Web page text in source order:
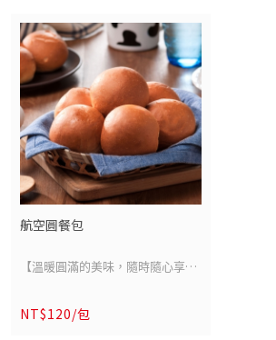
入義大利直送風乾麵條，完美包覆
每一寸麵體，入口濃而不膩、香氣
四溢。嚴選鮮嫩雞肉與煙燻培根，
融合野菇的自然甘香，堆疊出豐富
層次與歐式餐桌的優雅風味。一份
即享，彷彿置身義大利小館，享受
一場溫潤迷人的味蕾旅行。
-
商品成分：請參閱商品規格
重量：240g /包
航空圓餐包
【溫暖圓滿的美味，隨時隨心享受
此商品為【預購品】每週四結單，
NT$120/包